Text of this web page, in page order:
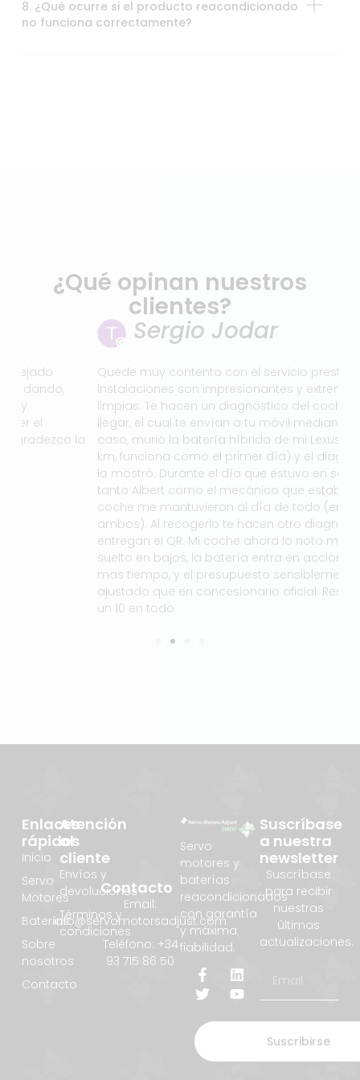
8. ¿Qué ocurre si el producto reacondicionado
no funciona correctamente?
¿Qué opinan nuestros
clientes?
Sergio Jodar
Quede muy contento con el servicio prestado. Las
instalaciones son impresionantes y extremadamente
limpias. Te hacen un diagnóstico del coche justo al
llegar, el cual te envían a tu móvil mediante QR. En mi
caso, murió la batería híbrida de mi Lexus (220.000
km, funciona como el primer día) y el diagnóstico así
lo mostró. Durante el día que estuvo en servo motors,
tanto Albert como el mecánico que estaba con mi
coche me mantuvieron al día de todo (encantadores
ambos). Al recogerlo te hacen otro diagnóstico y te
entregan el QR. Mi coche ahora lo noto mucho mas
suelto en bajos, la batería entra en acción durante
mas tiempo, y el presupuesto sensiblemente más
ajustado que en concesionario oficial. Resumiendo:
un 10 en todo
Servo
motores y
baterías
reacondicionados
con garantía
y máxima
fiabilidad.
Atención
al
cliente
Envíos y
devoluciones
Términos y
condiciones
Enlaces
rápidos
Inicio
Servo
Motores
Baterias
Sobre
nosotros
Contacto
Contacto
Email:
info@servomotorsadjust.com
Teléfono: +34
93 715 86 50
Suscríbase
a nuestra
newsletter
Suscríbase
para recibir
nuestras
últimas
actualizaciones.
Suscribirse